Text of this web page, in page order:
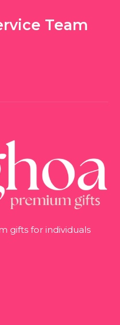
Team
gifts for individuals